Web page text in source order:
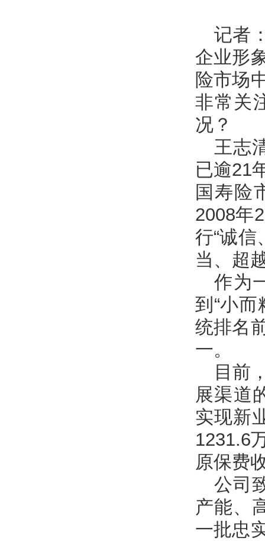
记者
企业形
险市场
非常关
况？
王志
已逾21
国寿险
2008年
行“诚信
当、超
作为
到 “小
统排名
一。
目前
展渠道
实现新
1231.6
原保费
公司
产能、
一批忠